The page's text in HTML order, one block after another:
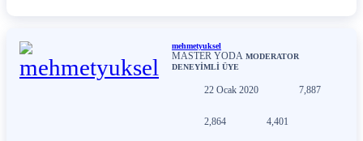
mehmetyuksel
MASTER YODA MODERATOR
DENEYİMLİ ÜYE
22 Ocak 2020 7,887
2,864 4,401